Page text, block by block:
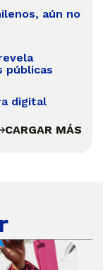
aún no
públicas
digital
CARGAR MÁS